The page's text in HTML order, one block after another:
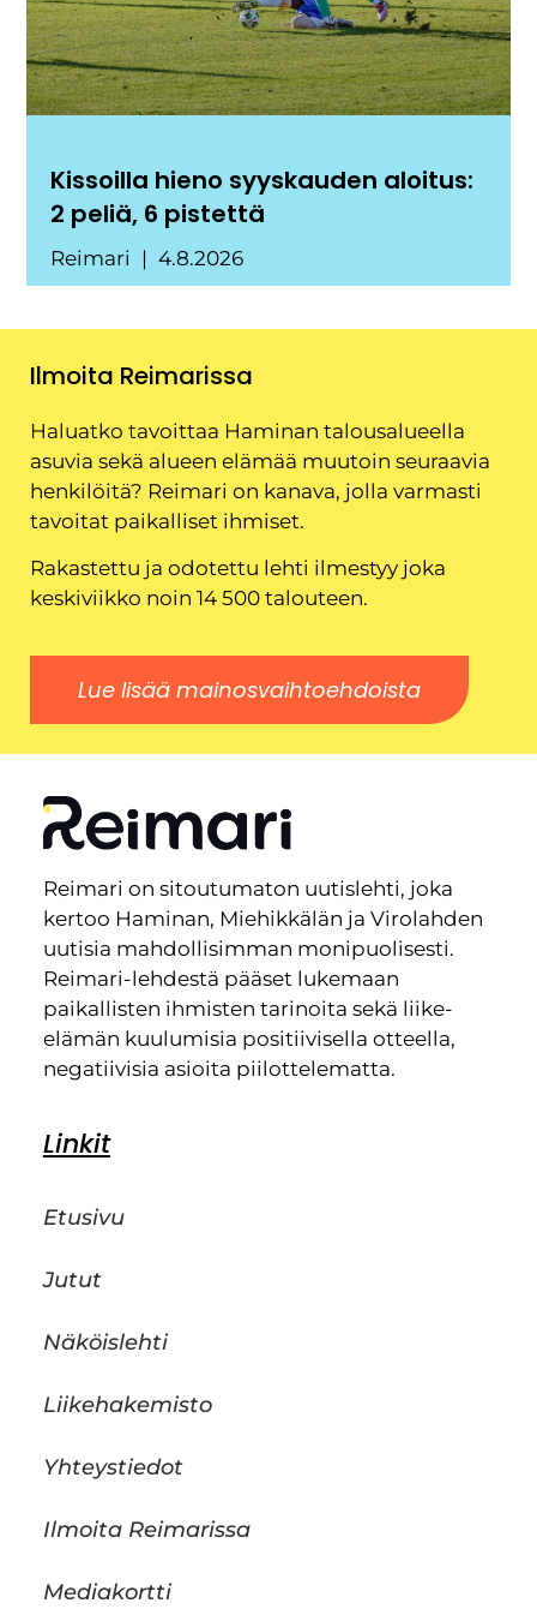
Kissoilla hieno syyskauden aloitus:
2 peliä, 6 pistettä
Reimari 4.8.2026
Ilmoita Reimarissa
Haluatko tavoittaa Haminan talousalueella
asuvia sekä alueen elämää muutoin seuraavia
henkilöitä? Reimari on kanava, jolla varmasti
tavoitat paikalliset ihmiset.
Rakastettu ja odotettu lehti ilmestyy joka
keskiviikko noin 14 500 talouteen.
Lue lisää mainosvaihtoehdoista
Reimari on sitoutumaton uutislehti, joka
kertoo Haminan, Miehikkälän ja Virolahden
uutisia mahdollisimman monipuolisesti.
Reimari-lehdestä pääset lukemaan
paikallisten ihmisten tarinoita sekä liike-
elämän kuulumisia positiivisella otteella,
negatiivisia asioita piilottelematta.
Linkit
Etusivu
Jutut
Näköislehti
Liikehakemisto
Yhteystiedot
Ilmoita Reimarissa
Mediakortti